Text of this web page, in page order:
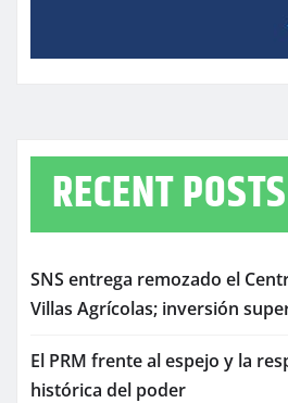
RECENT POSTS
SNS entrega remozado el
Villas Agrícolas; inversión
El PRM frente al espejo y la
histórica del poder